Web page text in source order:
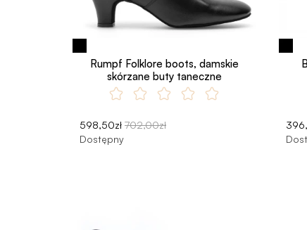
Rumpf Folklore boots, damskie
skórzane buty taneczne
598,50zł 702,00zł
Dostępny